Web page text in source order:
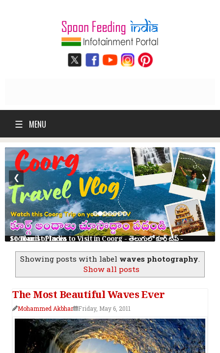
☰ MENU
10 Tourist Places to Visit in Coorg - తెలుగులో కూర్గ్ ట్రిప్ - Scotland of India
❮ ❯
Showing posts with label waves photography.
Show all posts
The Most Beautiful Waves Ever
Mohammed Akbhar Friday, May 6, 2011